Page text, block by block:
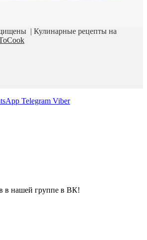
| Кулинарные рецепты на
Telegram Viber
в нашей группе в ВК!